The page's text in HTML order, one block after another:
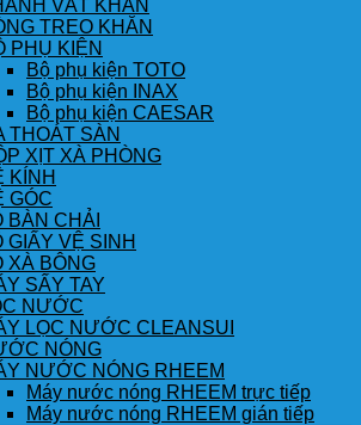
VẮT KHĂN
TREO KHĂN
PHỤ KIỆN
Bộ phụ kiện TOTO
Bộ phụ kiện INAX
Bộ phụ kiện CAESAR
THOÁT SÀN
XỊT XÀ PHÒNG
KÍNH
GÓC
BÀN CHẢI
GIẤY VỆ SINH
XÀ BÔNG
SẤY TAY
NƯỚC
LỌC NƯỚC CLEANSUI
NÓNG
NƯỚC NÓNG RHEEM
Máy nước nóng RHEEM trực tiếp
Máy nước nóng RHEEM gián tiếp